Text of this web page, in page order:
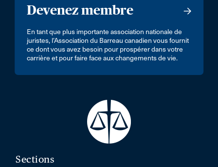
Devenez membre
En tant que plus importante association nationale de
juristes, l’Association du Barreau canadien vous fournit
ce dont vous avez besoin pour prospérer dans votre
carrière et pour faire face aux changements de vie.
Sections